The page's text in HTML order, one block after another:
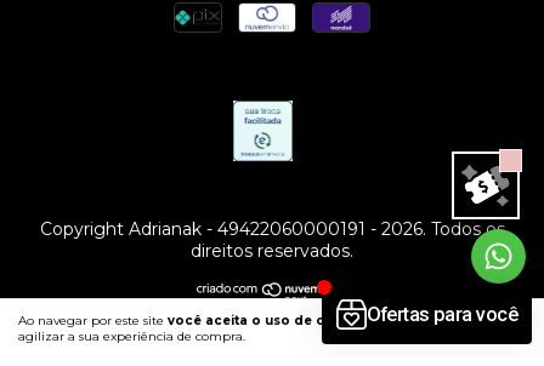
Ao navegar por este site você aceita o uso de cookiespara
agilizar a sua experiência de compra.
Copyright Adrianak - 49422060000191 - 2026. Todos os
direitos reservados.